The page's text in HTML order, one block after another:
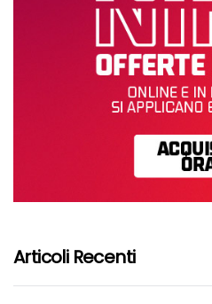
Articoli Recenti